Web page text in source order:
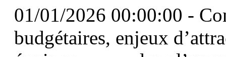
01/01/2026 00:00:00 -
budgétaires, enjeux